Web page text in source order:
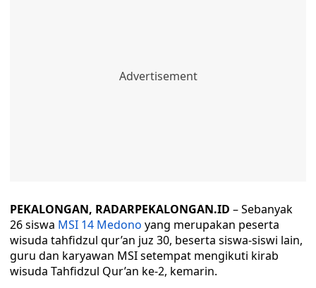
PEKALONGAN, RADARPEKALONGAN.ID – Sebanyak
26 siswa MSI 14 Medono yang merupakan peserta
wisuda tahfidzul qur’an juz 30, beserta siswa-siswi lain,
guru dan karyawan MSI setempat mengikuti kirab
wisuda Tahfidzul Qur’an ke-2, kemarin.